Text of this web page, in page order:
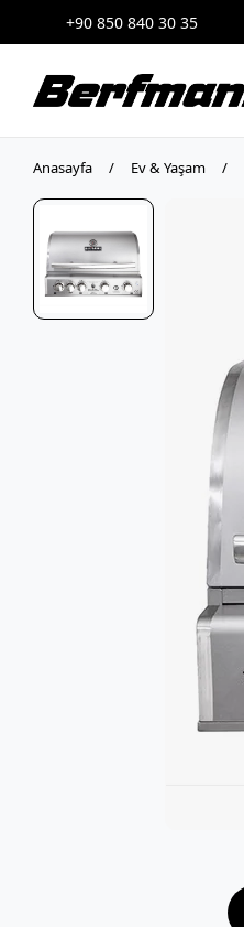
+90 850 840 30 35
Anasayfa Ev & Yaşam